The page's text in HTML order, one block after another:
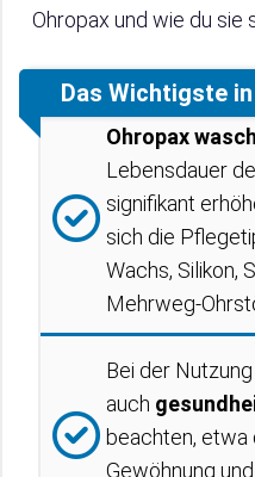
Ohropax und wie du sie
Das Wichtigste
Ohropax
Lebensdauer
signifikant
sich die
Wachs, Silikon,
Mehrweg-
Bei der
auch
beachten, etwa
Gewöhnung